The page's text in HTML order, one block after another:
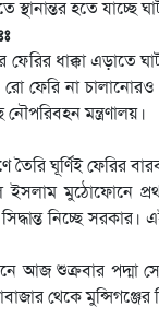
ধাক্কা এড়াতে
ফেরি না চালানোরও
নৌপরিবহন মন্ত্রণালয়।
তৈরি ঘূর্ণিই ফেরির
মুঠোফোনে
সিদ্ধান্ত নিচ্ছে
আজ শুক্রবার পদ্মা
থেকে